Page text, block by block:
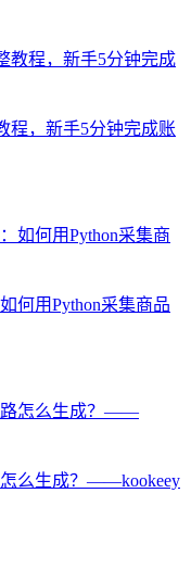
程，新手5分钟完成账
何用Python采集商品
怎么生成？——kookeey